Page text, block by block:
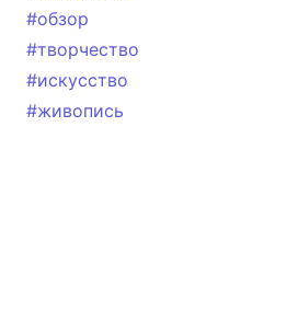
#обзор
#творчество
#искусство
#живопись